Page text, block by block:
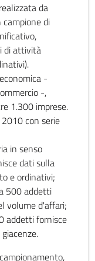
da
di
di attività
-
-,
1.300 imprese.
con serie
in senso
dati sulla
e ordinativi;
500 addetti
volume d'affari;
addetti fornisce